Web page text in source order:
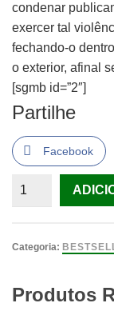
condenar
exercer tal
fechando-o
o exterior, afinal
[sgmb id=”2″]
Partilhe
Facebook
Quantidade
Arquipélago
Aleksandr
Categoria:
Produtos